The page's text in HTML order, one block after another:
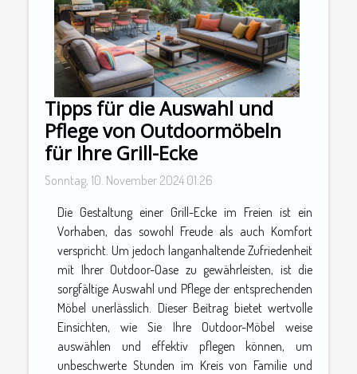
Tipps für die Auswahl und
Pflege von Outdoormöbeln
für Ihre Grill-Ecke
Sonntag, 10. November 2024 01:26
Die Gestaltung einer Grill-Ecke im Freien ist ein
Vorhaben, das sowohl Freude als auch Komfort
verspricht. Um jedoch langanhaltende Zufriedenheit
mit Ihrer Outdoor-Oase zu gewährleisten, ist die
sorgfältige Auswahl und Pflege der entsprechenden
Möbel unerlässlich. Dieser Beitrag bietet wertvolle
Einsichten, wie Sie Ihre Outdoor-Möbel weise
auswählen und effektiv pflegen können, um
unbeschwerte Stunden im Kreis von Familie und